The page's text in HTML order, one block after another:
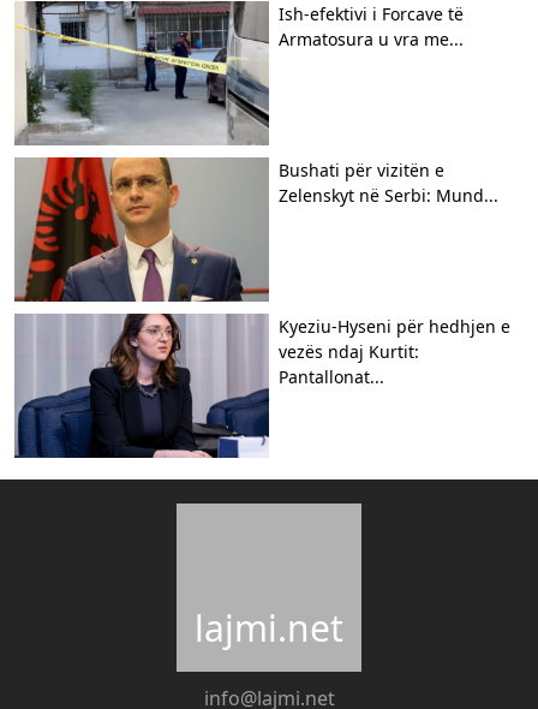
Ish-efektivi i Forcave të
Armatosura u vra me...
Bushati për vizitën e
Zelenskyt në Serbi: Mund...
Kyeziu-Hyseni për hedhjen e
vezës ndaj Kurtit:
Pantallonat...
lajmi.net
info@lajmi.net